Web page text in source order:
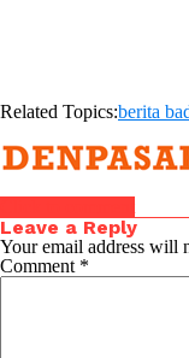
Related Topics:berita
Leave a Reply
Your email address will
Comment *